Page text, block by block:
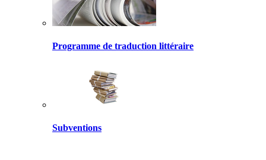
Programme de traduction littéraire
Subventions